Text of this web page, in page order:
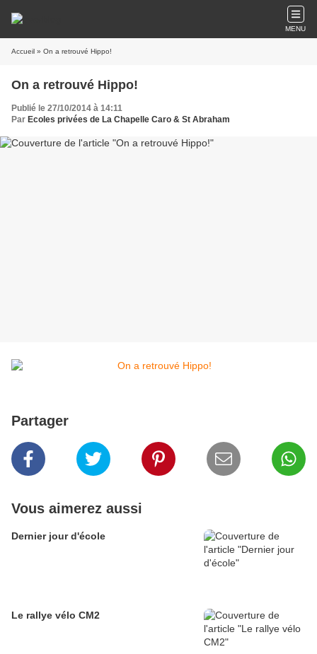
MENU
Accueil » On a retrouvé Hippo!
On a retrouvé Hippo!
Publié le 27/10/2014 à 14:11
Par Ecoles privées de La Chapelle Caro & St Abraham
Partager
Vous aimerez aussi
Dernier jour d'école
Le rallye vélo CM2